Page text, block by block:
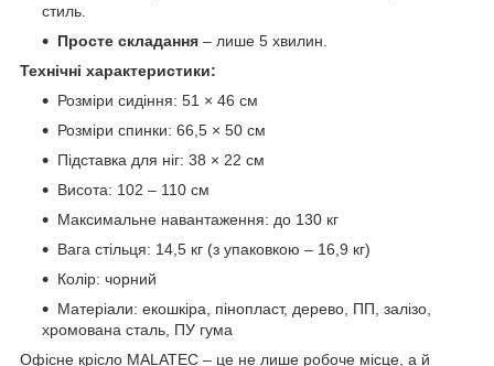
стиль.
Просте складання – лише 5 хвилин.
Технічні характеристики:
Розміри сидіння: 51 × 46 см
Розміри спинки: 66,5 × 50 см
Підставка для ніг: 38 × 22 см
Висота: 102 – 110 см
Максимальне навантаження: до 130 кг
Вага стільця: 14,5 кг (з упаковкою – 16,9 кг)
Колір: чорний
Матеріали: екошкіра, пінопласт, дерево, ПП, залізо,
хромована сталь, ПУ гума
Офісне крісло MALATEC – це не лише робоче місце, а й